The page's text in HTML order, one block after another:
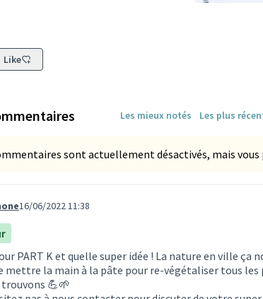
Like
Les mieux notés Les plus
sont actuellement désactivés, mais vous
1806
16/06/2022 11:38
PART K et quelle super idée ! La nature en ville ça
mettre la main à la pâte pour re-végétaliser tous les
trouvons 💪🌱